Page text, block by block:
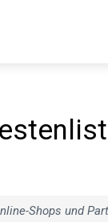
Shops und